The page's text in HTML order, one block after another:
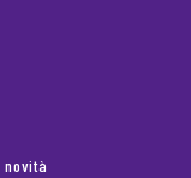
novità